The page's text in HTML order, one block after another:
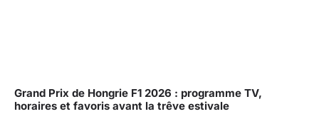
Grand Prix de Hongrie F1 2026 : programme TV,
horaires et favoris avant la trêve estivale